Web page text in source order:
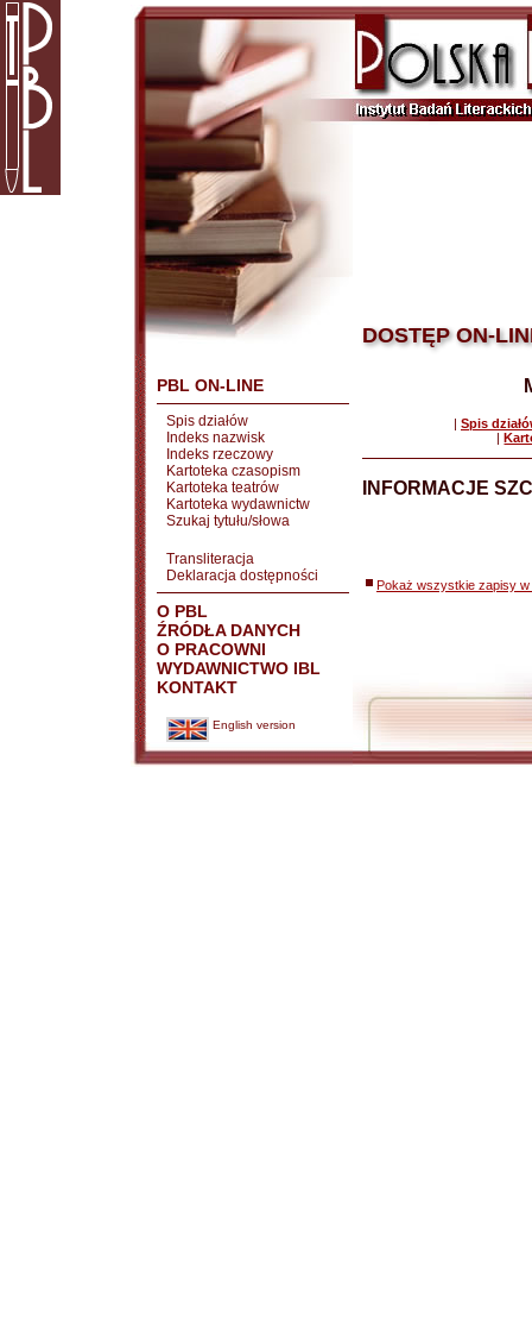
PBL ON-LINE
Spis działów
Indeks nazwisk
Indeks rzeczowy
Kartoteka czasopism
Kartoteka teatrów
Kartoteka wydawnictw
Szukaj tytułu/słowa
Transliteracja
Deklaracja dostępności
O PBL
ŹRÓDŁA DANYCH
O PRACOWNI
WYDAWNICTWO IBL
KONTAKT
English version
DOSTĘP ON-
| Spis
|
INFORMACJE
Pokaż wszystkie zapisy